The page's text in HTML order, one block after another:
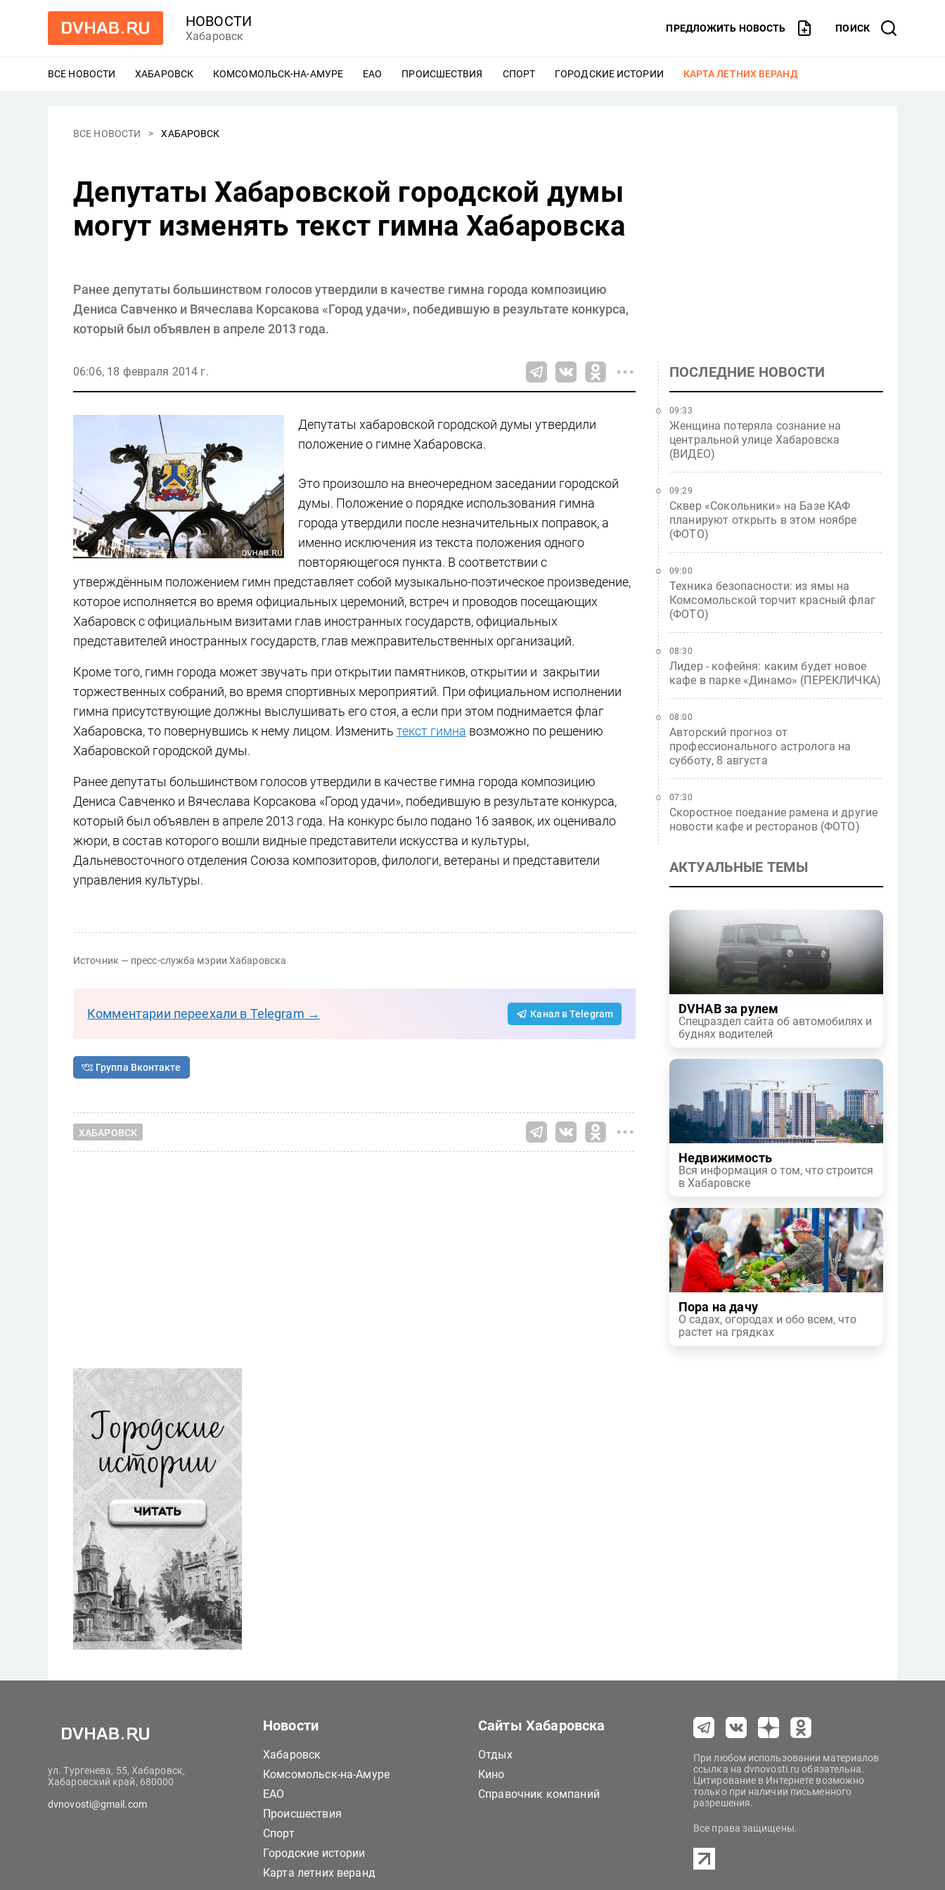
НОВОСТИ
Хабаровск
ПРЕДЛОЖИТЬ НОВОСТЬ ПОИСК
ВСЕ НОВОСТИ ХАБАРОВСК ЕЩЕ
КОМСОМОЛЬСК-НА-АМУРЕ ЕЩЕ
ЕАО ЕЩЕ
ПРОИСШЕСТВИЯ ЕЩЕ
СПОРТ ЕЩЕ
ГОРОДСКИЕ ИСТОРИИ ЕЩЕ
КАРТА ЛЕТНИХ ВЕРАНД
ВСЕ НОВОСТИ ХАБАРОВСК
Депутаты Хабаровской городской думы
могут изменять текст гимна Хабаровска
Ранее депутаты большинством голосов утвердили в качестве гимна города композицию
Дениса Савченко и Вячеслава Корсакова «Город удачи», победившую в результате конкурса,
который был объявлен в апреле 2013 года.
06:06, 18 февраля 2014 г.
Депутаты хабаровской городской думы утвердили
положение о гимне Хабаровска.
Это произошло на внеочередном заседании городской
думы. Положение о порядке использования гимна
города утвердили после незначительных поправок, а
именно исключения из текста положения одного
повторяющегося пункта. В соответствии с
утверждённым положением гимн представляет собой музыкально-поэтическое произведение,
которое исполняется во время официальных церемоний, встреч и проводов посещающих
Хабаровск с официальным визитами глав иностранных государств, официальных
представителей иностранных государств, глав межправительственных организаций.
Кроме того, гимн города может звучать при открытии памятников, открытии и закрытии
торжественных собраний, во время спортивных мероприятий. При официальном исполнении
гимна присутствующие должны выслушивать его стоя, а если при этом поднимается флаг
Хабаровска, то повернувшись к нему лицом. Изменить текст гимна возможно по решению
Хабаровской городской думы.
Ранее депутаты большинством голосов утвердили в качестве гимна города композицию
Дениса Савченко и Вячеслава Корсакова «Город удачи», победившую в результате конкурса,
который был объявлен в апреле 2013 года. На конкурс было подано 16 заявок, их оценивало
жюри, в состав которого вошли видные представители искусства и культуры,
Дальневосточного отделения Союза композиторов, филологи, ветераны и представители
управления культуры.
Источник — пресс-служба мэрии Хабаровска
Комментарии переехали в Telegram → Канал в Telegram
Группа Вконтакте
ХАБАРОВСК
ПОСЛЕДНИЕ НОВОСТИ
Женщина потеряла сознание на
центральной улице Хабаровска
(ВИДЕО)
09:33
Сквер «Сокольники» на Базе КАФ
планируют открыть в этом ноябре
(ФОТО)
09:29
Техника безопасности: из ямы на
Комсомольской торчит красный флаг
(ФОТО)
09:00
Лидер - кофейня: каким будет новое
кафе в парке «Динамо» (ПЕРЕКЛИЧКА)
08:30
Авторский прогноз от
профессионального астролога на
субботу, 8 августа
08:00
Скоростное поедание рамена и другие
новости кафе и ресторанов (ФОТО)
07:30
АКТУАЛЬНЫЕ ТЕМЫ
DVHAB за рулем
Спецраздел сайта об автомобилях и
буднях водителей
Недвижимость
Вся информация о том, что строится
в Хабаровске
Пора на дачу
О садах, огородах и обо всем, что
растет на грядках
ул. Тургенева, 55, Хабаровск,
Хабаровский край, 680000
dvnovosti@gmail.com
Новости
Хабаровск
Комсомольск-на-Амуре
ЕАО
Происшествия
Спорт
Городские истории
Карта летних веранд
Сайты Хабаровска
Отдых
Кино
Справочник компаний
При любом использовании материалов
ссылка на dvnovosti.ru обязательна.
Цитирование в Интернете возможно
только при наличии письменного
разрешения.
Все права защищены.